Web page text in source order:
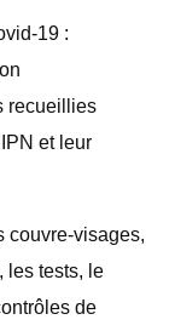
19 :
recueillies
et leur
couvre-visages,
les tests, le
de